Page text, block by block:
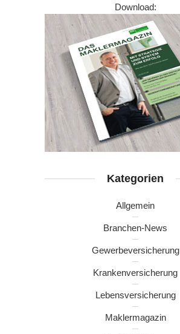
Download:
Kategorien
Allgemein
Branchen-News
Gewerbeversicherung
Krankenversicherung
Lebensversicherung
Maklermagazin